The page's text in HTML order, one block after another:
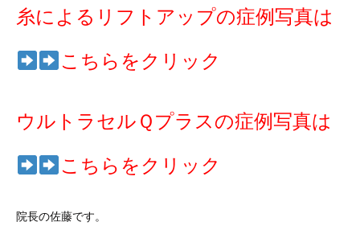
糸によるリフトアップの症例写真は
こちらをクリック
ウルトラセルＱプラスの症例写真は
こちらをクリック
院長の佐藤です。